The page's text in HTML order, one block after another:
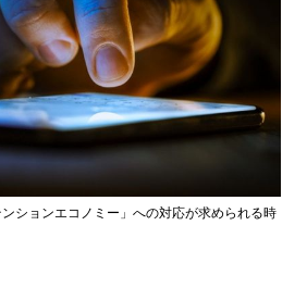
ションエコノミー」への対応が求められる時